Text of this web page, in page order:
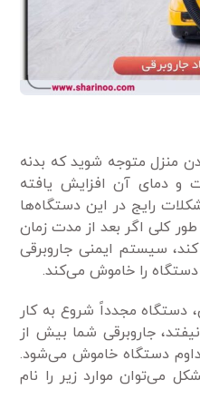
منزل متوجه شوید که بدنه
و دمای آن افزایش یافته
رایج در این دستگاه‌ها
کلی اگر بعد از مدت زمان
سیستم ایمنی جاروبرقی
دستگاه را خاموش می‌کند.
دستگاه مجدداً شروع به کار
جاروبرقی شما بیش از
دستگاه خاموش می‌شود.
می‌توان موارد زیر را نام